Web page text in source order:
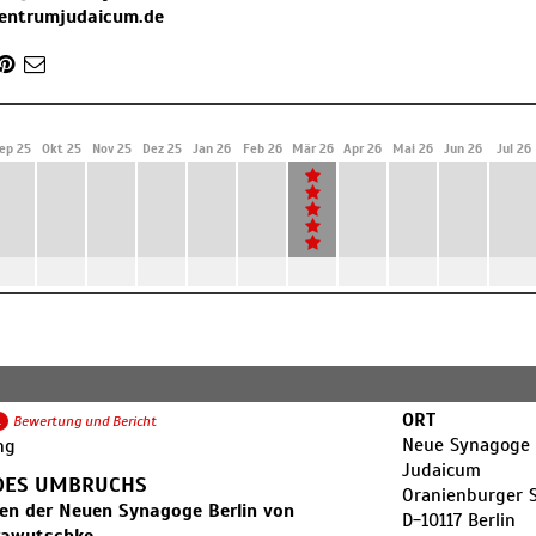
25 Okt 25 Nov 25 Dez 25 Jan 26 Feb 26 Mär 26 Apr 26 Mai 26 Jun 26 Jul 26
Bewertung und Bericht
UMBRUCHS
der Neuen Synagoge Berlin von
ORT
Neue
Judaicum
Oranienburger
D-10117 Berlin